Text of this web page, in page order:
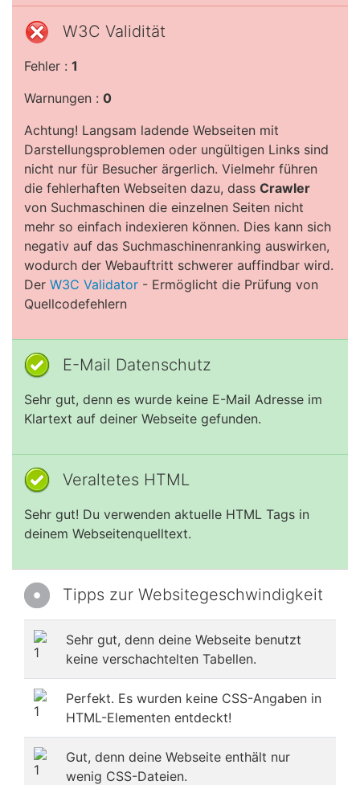
W3C Validität
Fehler : 1
Warnungen : 0
Achtung! Langsam ladende Webseiten mit
Darstellungsproblemen oder ungültigen Links sind
nicht nur für Besucher ärgerlich. Vielmehr führen
die fehlerhaften Webseiten dazu, dass Crawler
von Suchmaschinen die einzelnen Seiten nicht
mehr so einfach indexieren können. Dies kann sich
negativ auf das Suchmaschinenranking auswirken,
wodurch der Webauftritt schwerer auffindbar wird.
Der W3C Validator - Ermöglicht die Prüfung von
Quellcodefehlern
E-Mail Datenschutz
Sehr gut, denn es wurde keine E-Mail Adresse im
Klartext auf deiner Webseite gefunden.
Veraltetes HTML
Sehr gut! Du verwenden aktuelle HTML Tags in
deinem Webseitenquelltext.
Tipps zur Websitegeschwindigkeit
Sehr gut, denn deine Webseite benutzt
keine verschachtelten Tabellen.
Perfekt. Es wurden keine CSS-Angaben in
HTML-Elementen entdeckt!
Gut, denn deine Webseite enthält nur
wenig CSS-Dateien.